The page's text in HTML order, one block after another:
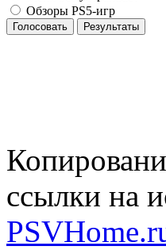
Обзоры PS5-игр
Голосовать Результаты
ссылки на